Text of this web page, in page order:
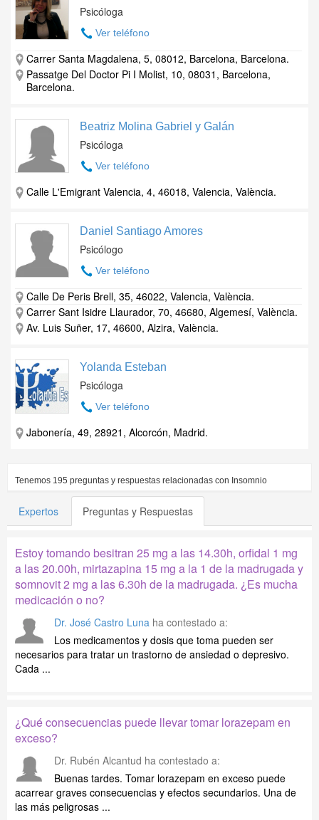
Psicóloga
Ver teléfono
Carrer Santa Magdalena, 5, 08012, Barcelona, Barcelona.
Passatge Del Doctor Pi I Molist, 10, 08031, Barcelona,
Barcelona.
Beatriz Molina Gabriel y Galán
Psicóloga
Ver teléfono
Calle L'Emigrant Valencia, 4, 46018, Valencia, València.
Daniel Santiago Amores
Psicólogo
Ver teléfono
Calle De Peris Brell, 35, 46022, Valencia, València.
Carrer Sant Isidre Llaurador, 70, 46680, Algemesí, València.
Av. Luis Suñer, 17, 46600, Alzira, València.
Yolanda Esteban
Psicóloga
Ver teléfono
Jabonería, 49, 28921, Alcorcón, Madrid.
Tenemos 195 preguntas y respuestas relacionadas con Insomnio
Expertos Preguntas y Respuestas
Estoy tomando besitran 25 mg a las 14.30h, orfidal 1 mg
a las 20.00h, mirtazapina 15 mg a la 1 de la madrugada y
somnovit 2 mg a las 6.30h de la madrugada. ¿Es mucha
medicación o no?
Dr. José Castro Luna ha contestado a:
Los medicamentos y dosis que toma pueden ser
necesarios para tratar un trastorno de ansiedad o depresivo.
Cada ...
¿Qué consecuencias puede llevar tomar lorazepam en
exceso?
Dr. Rubén Alcantud ha contestado a:
Buenas tardes. Tomar lorazepam en exceso puede
acarrear graves consecuencias y efectos secundarios. Una de
las más peligrosas ...